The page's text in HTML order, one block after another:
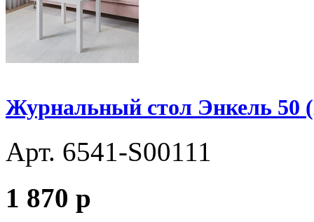
Журнальный стол Энкель 50
Арт. 6541-S00111
1 870 p